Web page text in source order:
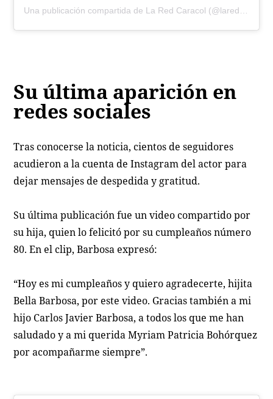
Su última aparición en
redes sociales
Tras conocerse la noticia, cientos de seguidores
acudieron a la cuenta de Instagram del actor para
dejar mensajes de despedida y gratitud.
Su última publicación fue un video compartido por
su hija, quien lo felicitó por su cumpleaños número
80. En el clip, Barbosa expresó:
“Hoy es mi cumpleaños y quiero agradecerte, hijita
Bella Barbosa, por este video. Gracias también a mi
hijo Carlos Javier Barbosa, a todos los que me han
saludado y a mi querida Myriam Patricia Bohórquez
por acompañarme siempre”.